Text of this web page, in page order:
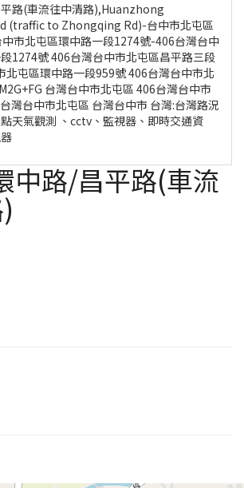
路(車流往中清路),Huanzhong
(traffic to Zhongqing Rd)-台中市北屯區
市北屯區環中路一段1274號-406台灣台中
1274號 406台灣台中市北屯區昌平路三段
北屯區環中路一段959號 406台灣台中市北
台灣台中市北屯區 406台灣台中市
灣台中市北屯區 台灣台中市 台灣:台灣路況
天氣觀測 、cctv、監視器、即時交通資
中路/昌平路(車流